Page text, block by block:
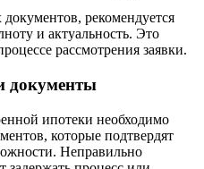
рекомендуется
и актуальность. Это
рассмотрения заявки.
документы
ипотеки необходимо
которые подтвердят
Неправильно